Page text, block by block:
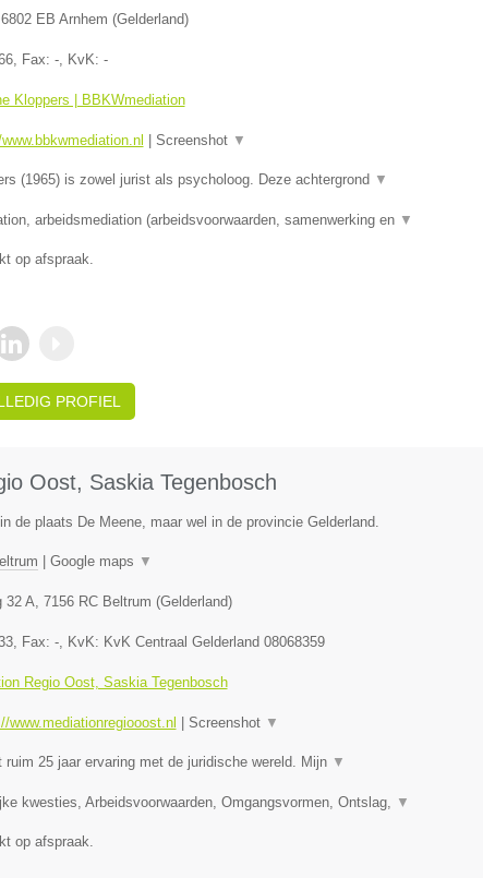
6802 EB Arnhem (Gelderland)
, Fax: -, KvK: -
Kloppers | BBKWmediation
Screenshot ▼
(1965) is zowel jurist als psycholoog. Deze achtergrond ▼
arbeidsmediation (arbeidsvoorwaarden, samenwerking en ▼
op afspraak.
PROFIEL
Oost, Saskia Tegenbosch
de plaats De Meene, maar wel in de provincie Gelderland.
Google maps ▼
32 A, 7156 RC Beltrum (Gelderland)
, Fax: -, KvK: KvK Centraal Gelderland 08068359
Regio Oost, Saskia Tegenbosch
www.mediationregiooost.nl Screenshot ▼
ruim 25 jaar ervaring met de juridische wereld. Mijn ▼
kwesties, Arbeidsvoorwaarden, Omgangsvormen, Ontslag, ▼
op afspraak.